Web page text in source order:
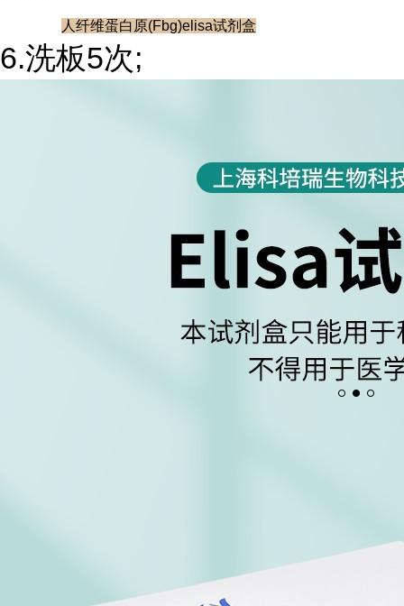
人纤维蛋白原(Fbg)elisa试剂盒
6.洗板5次;